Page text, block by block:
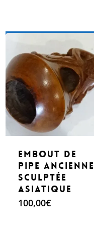
Embout de
pipe ancienne
sculptée
Asiatique
100,00€